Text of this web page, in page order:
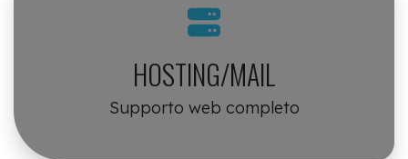
HOSTING/MAIL
Supporto web completo